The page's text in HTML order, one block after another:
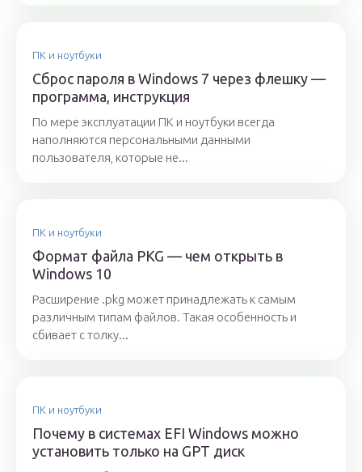
ПК и ноутбуки
Сброс пароля в Windows 7 через флешку —
программа, инструкция
По мере эксплуатации ПК и ноутбуки всегда
наполняются персональными данными
пользователя, которые не...
ПК и ноутбуки
Формат файла PKG — чем открыть в
Windows 10
Расширение .pkg может принадлежать к самым
различным типам файлов. Такая особенность и
сбивает с толку...
ПК и ноутбуки
Почему в системах EFI Windows можно
установить только на GPT диск